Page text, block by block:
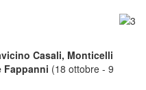
Casali, Monticelli
Fappanni (18 ottobre - 9